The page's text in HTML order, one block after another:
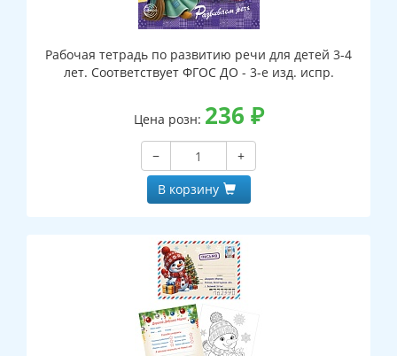
Рабочая тетрадь по развитию речи для детей 3-4
лет. Соответствует ФГОС ДО - 3-е изд. испр.
Цена розн: 236 ₽
−
+
В корзину